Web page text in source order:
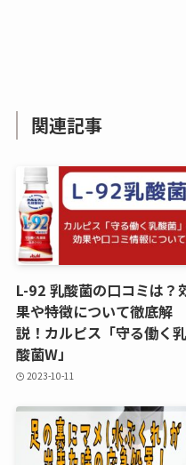
関連記事
L-92 乳酸菌の口コミは？
果や特徴について徹底解
説！カルピス「守る働く乳
酸菌W」
2023-10-11